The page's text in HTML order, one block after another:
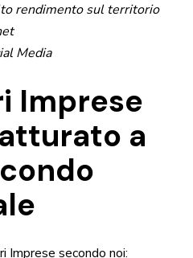
rendimento sul territorio
Media
Imprese
a
Imprese secondo noi: